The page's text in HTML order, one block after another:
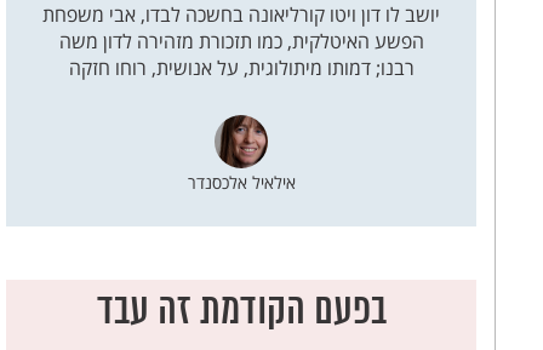
יושב לו דון ויטו קורליאונה בחשכה לבדו, אבי משפחת
הפשע האיטלקית, כמו תזכורת מזהירה לדון משה
רבנו; דמותו מיתולוגית, על אנושית, רוחו חזקה
אילאיל אלכסנדר
בפעם הקודמת זה עבד